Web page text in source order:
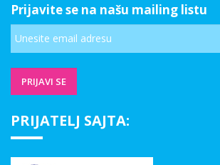
Prijavite se na našu mailing listu
PRIJATELJ SAJTA: